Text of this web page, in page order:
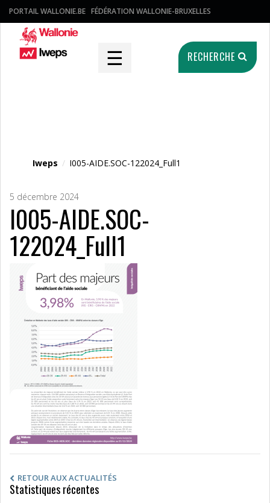
PORTAIL WALLONIE.BE FÉDÉRATION WALLONIE-BRUXELLES
☰ RECHERCHE
Iweps / I005-AIDE.SOC-122024_Full1
5 décembre 2024
I005-AIDE.SOC-
122024_Full1
RETOUR AUX ACTUALITÉS
Statistiques récentes